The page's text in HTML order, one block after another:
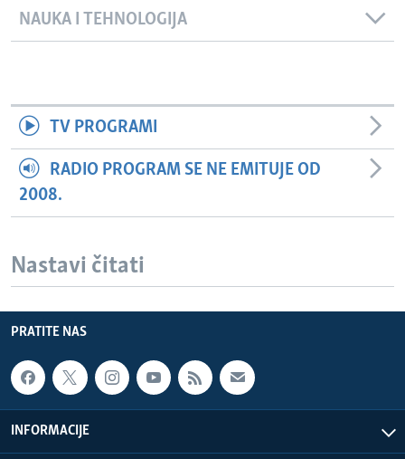
NAUKA I TEHNOLOGIJA
TV PROGRAMI
RADIO PROGRAM SE NE EMITUJE OD
2008.
Nastavi čitati
PRATITE NAS
INFORMACIJE